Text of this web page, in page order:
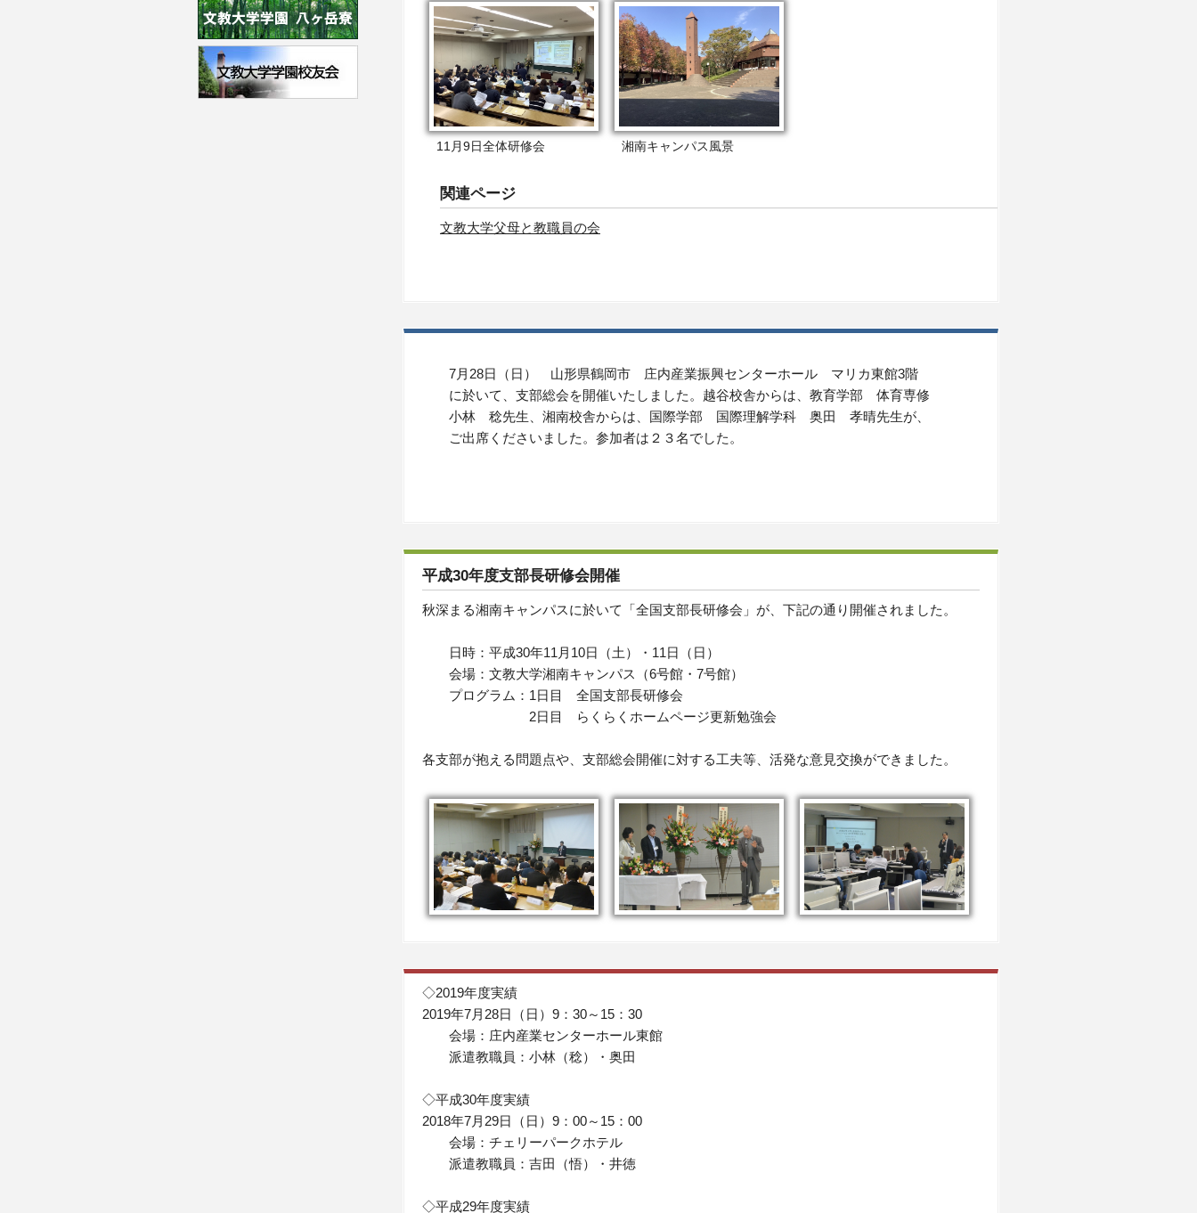
11月9日全体研修会 湘南キャンパス風景
関連ページ
文教大学父母と教職員の会
7月28日（日） 山形県鶴岡市 庄内産業振興センターホール マリカ東館3階
に於いて、支部総会を開催いたしました。越谷校舎からは、教育学部 体育専修
小林 稔先生、湘南校舎からは、国際学部 国際理解学科 奥田 孝晴先生が、
ご出席くださいました。参加者は２３名でした。
平成30年度支部長研修会開催
秋深まる湘南キャンパスに於いて「全国支部長研修会」が、下記の通り開催されました。
日時：平成30年11月10日（土）・11日（日）
会場：文教大学湘南キャンパス（6号館・7号館）
プログラム：1日目 全国支部長研修会
2日目 らくらくホームページ更新勉強会
各支部が抱える問題点や、支部総会開催に対する工夫等、活発な意見交換ができました。
◇2019年度実績
2019年7月28日（日）9：30～15：30
会場：庄内産業センターホール東館
派遣教職員：小林（稔）・奥田
◇平成30年度実績
2018年7月29日（日）9：00～15：00
会場：チェリーパークホテル
派遣教職員：吉田（悟）・井徳
◇平成29年度実績